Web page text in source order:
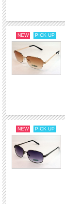
NEW PICK UP
NEW PICK UP